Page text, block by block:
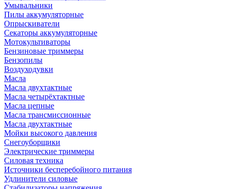
Умывальники
Пилы аккумуляторные
Опрыскиватели
Секаторы аккумуляторные
Мотокультиваторы
Бензиновые триммеры
Бензопилы
Воздуходувки
Масла
Масла двухтактные
Масла четырёхтактные
Масла цепные
Масла трансмиссионные
Масла двухтактные
Мойки высокого давления
Снегоуборщики
Электрические триммеры
Силовая техника
Источники бесперебойного питания
Удлинители силовые